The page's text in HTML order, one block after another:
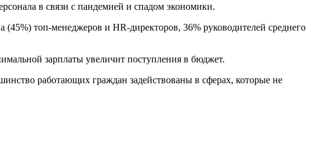
в связи с пандемией и спадом экономики.
топ-менеджеров и HR-директоров, 36% руководителей среднего
зарплаты увеличит поступления в бюджет.
работающих граждан задействованы в сферах, которые не